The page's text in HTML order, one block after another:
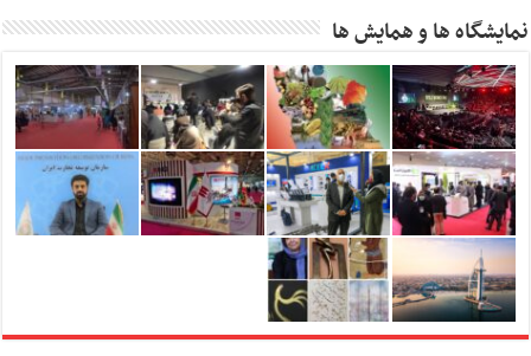
نمایشگاه ها و همایش ها